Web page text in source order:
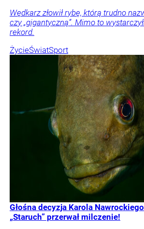
Wędkarz złowił rybę, którą trudno
czy „gigantyczną”. Mimo to
rekord.
ŻycieŚwiatSport
Głośna decyzja Karola
„Staruch” przerwał milczenie!